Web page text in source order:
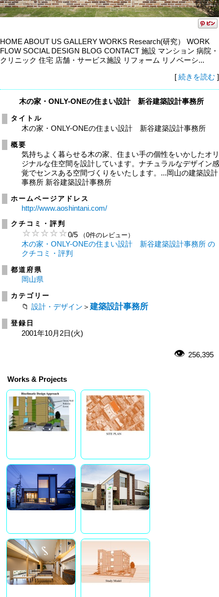
HOME ABOUT US GALLERY WORKS Research(研究） WORK
FLOW SOCIAL DESIGN BLOG CONTACT 施設 マンション 病院・
クリニック 住宅 店舗・サービス施設 リフォーム リノベーシ...
[ 続きを読む ]
木の家・ONLY-ONEの住まい設計 新谷建築設計事務所
タイトル
木の家・ONLY-ONEの住まい設計 新谷建築設計事務所
概要
気持ちよく暮らせる木の家、住まい手の個性をいかしたオ
ジナルな住空間を設計しています。ナチュラルなデザイン
覚でセンスある空間づくりをいたします。...岡山の建築設計
事務所 新谷建築設計事務所
ホームページアドレス
http://www.aoshintani.com/
クチコミ・評判
0/5 （0件のレビュー）
木の家・ONLY-ONEの住まい設計 新谷建築設計事務所 の
クチコミ・評判
都道府県
岡山県
カテゴリー
設計・デザイン ＞ 建築設計事務所
登録日
2001年10月2日(火)
256,395
Works & Projects